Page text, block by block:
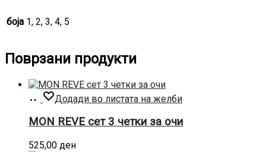
боја 1, 2, 3, 4, 5
Поврзани продукти
Додај
во
кошница
Додади во листата на желби
MON REVE сет 3 четки за очи
525,00 ден